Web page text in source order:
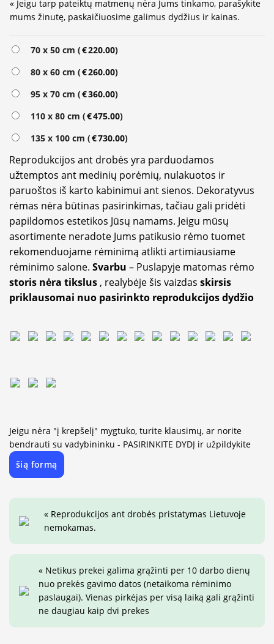
« Jeigu tarp pateiktų matmenų nėra Jums tinkamo, parašykite
mums žinutę, paskaičiuosime galimus dydžius ir kainas.
70 x 50 cm (€220.00)
80 x 60 cm (€260.00)
95 x 70 cm (€360.00)
110 x 80 cm (€475.00)
135 x 100 cm (€730.00)
Reprodukcijos ant drobės yra parduodamos
užtemptos ant medinių porėmių, nulakuotos ir
paruoštos iš karto kabinimui ant sienos. Dekoratyvus
rėmas nėra būtinas pasirinkimas, tačiau gali pridėti
papildomos estetikos Jūsų namams. Jeigu mūsų
asortimente neradote Jums patikusio rėmo tuomet
rekomenduojame rėminimą atlikti artimiausiame
rėminimo salone. Svarbu – Puslapyje matomas rėmo
storis nėra tikslus , realybėje šis vaizdas skirsis
priklausomai nuo pasirinkto reprodukcijos dydžio
Alternative:
Jeigu nėra "į krepšelį" mygtuko, turite klausimų, ar norite
bendrauti su vadybininku - PASIRINKITE DYDĮ ir užpildykite
šią formą
« Reprodukcijos ant drobės pristatymas Lietuvoje
nemokamas.
« Netikus prekei galima grąžinti per 10 darbo dienų
nuo prekės gavimo datos (netaikoma rėminimo
paslaugai). Vienas pirkėjas per visą laiką gali grąžinti
ne daugiau kaip dvi prekes